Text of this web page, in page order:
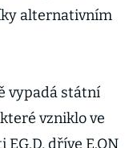
alternativním
vypadá státní
vzniklo ve
dříve E.ON